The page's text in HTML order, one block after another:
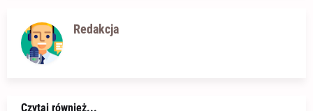
Redakcja
Czytaj również...